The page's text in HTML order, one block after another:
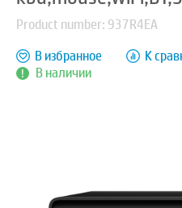
Product number: 937R4EA
В наличии
В избранное К